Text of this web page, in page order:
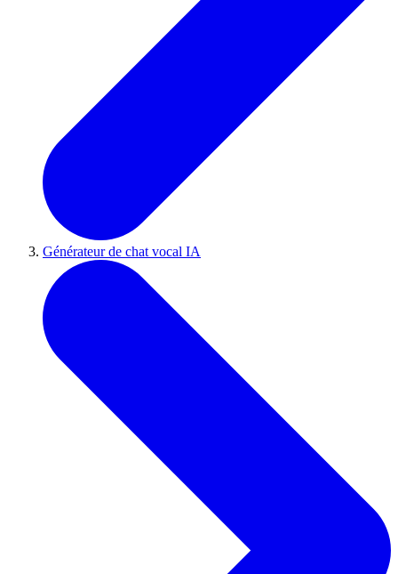
Générateur de chat vocal IA